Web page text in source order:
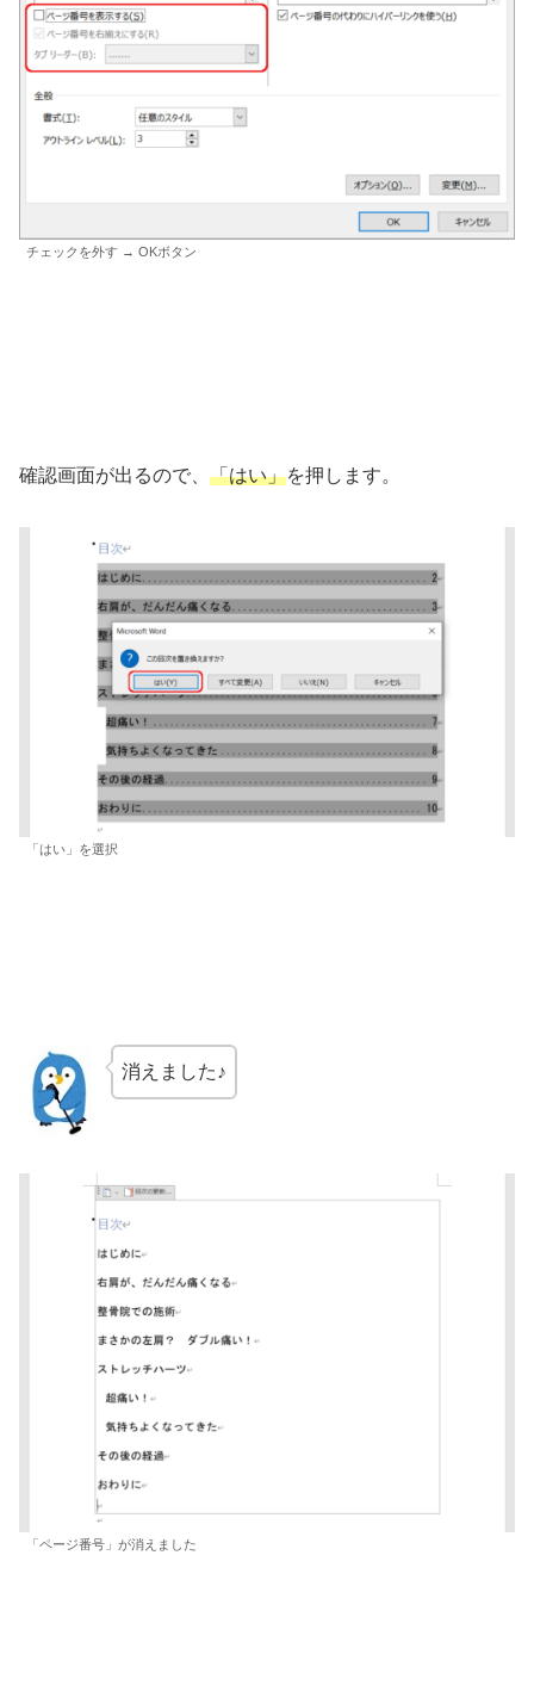
チェックを外す → OKボタン
確認画面が出るので、 「はい」を押します。
「はい」を選択
消えました♪
「ページ番号」が消えました